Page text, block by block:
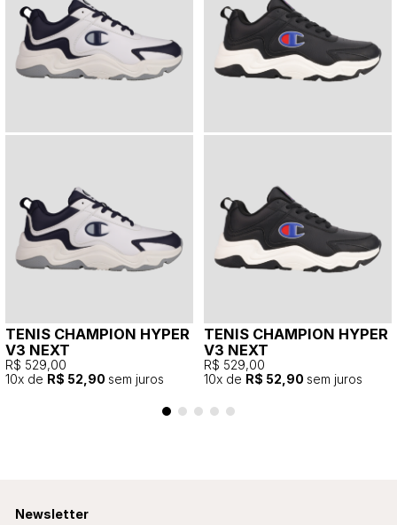
TENIS CHAMPION HYPER
V3 NEXT
R$ 529,00
10x de R$ 52,90 sem juros
TENIS CHAMPION HYPER
V3 NEXT
R$ 529,00
10x de R$ 52,90 sem juros
Newsletter